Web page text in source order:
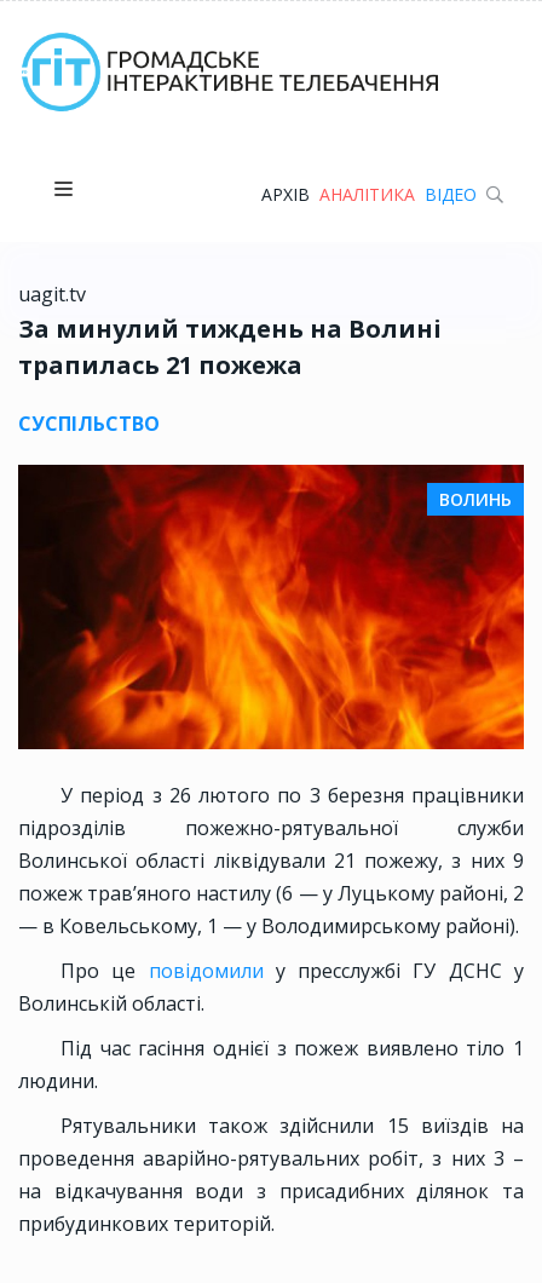
АРХІВ АНАЛІТИКА ВІДЕО
uagit.tv
За минулий тиждень на Волині
трапилась 21 пожежа
СУСПІЛЬСТВО
ВОЛИНЬ
У період з 26 лютого по 3 березня працівники
підрозділів пожежно-рятувальної служби
Волинської області ліквідували 21 пожежу, з них 9
пожеж трав’яного настилу (6 — у Луцькому районі, 2
— в Ковельському, 1 — у Володимирському районі).
Про це повідомили у пресслужбі ГУ ДСНС у
Волинській області.
Під час гасіння однієї з пожеж виявлено тіло 1
людини.
Рятувальники також здійснили 15 виїздів на
проведення аварійно-рятувальних робіт, з них 3 –
на відкачування води з присадибних ділянок та
прибудинкових територій.